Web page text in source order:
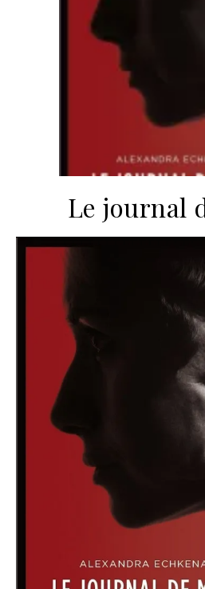
Le journal